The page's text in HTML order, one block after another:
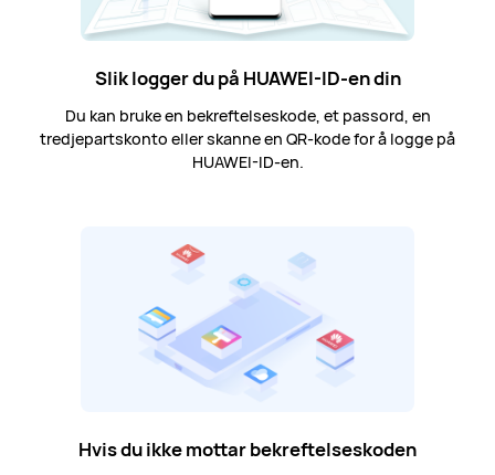
Slik logger du på HUAWEI-ID-en din
Du kan bruke en bekreftelseskode, et passord, en
tredjepartskonto eller skanne en QR-kode for å logge på
HUAWEI-ID-en.
Hvis du ikke mottar bekreftelseskoden